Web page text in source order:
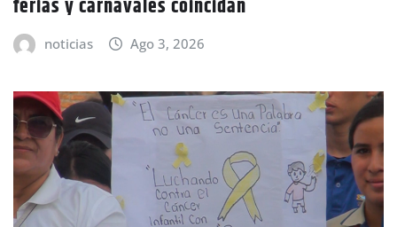
ferias y carnavales coincidan
noticias Ago 3, 2026